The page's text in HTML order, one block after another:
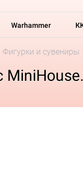
Warhammer
Фигурки и сувениры